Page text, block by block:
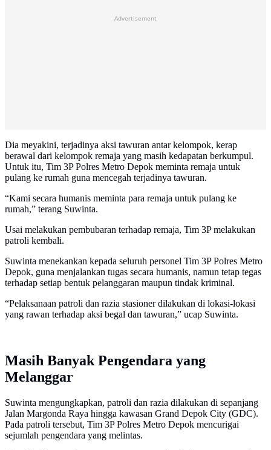
Advertisement
Dia meyakini, terjadinya aksi tawuran antar kelompok, kerap
berawal dari kelompok remaja yang masih kedapatan berkumpul.
Untuk itu, Tim 3P Polres Metro Depok meminta remaja untuk
pulang ke rumah guna mencegah terjadinya tawuran.
“Kami secara humanis meminta para remaja untuk pulang ke
rumah,” terang Suwinta.
Usai melakukan pembubaran terhadap remaja, Tim 3P melakukan
patroli kembali.
Suwinta menekankan kepada seluruh personel Tim 3P Polres Metro
Depok, guna menjalankan tugas secara humanis, namun tetap tegas
terhadap setiap bentuk pelanggaran maupun tindak kriminal.
“Pelaksanaan patroli dan razia stasioner dilakukan di lokasi-lokasi
yang rawan terhadap aksi begal dan tawuran,” ucap Suwinta.
Masih Banyak Pengendara yang
Melanggar
Suwinta mengungkapkan, patroli dan razia dilakukan di sepanjang
Jalan Margonda Raya hingga kawasan Grand Depok City (GDC).
Pada patroli tersebut, Tim 3P Polres Metro Depok mencurigai
sejumlah pengendara yang melintas.